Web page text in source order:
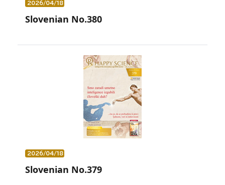
2026/04/18
Slovenian No.380
2026/04/18
Slovenian No.379